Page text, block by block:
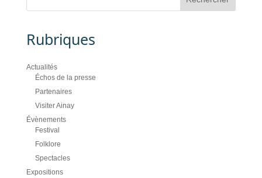
Rubriques
Actualités
Échos de la presse
Partenaires
Visiter Ainay
Évènements
Festival
Folklore
Spectacles
Expositions